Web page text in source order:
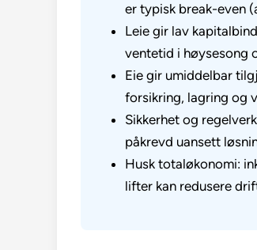
er typisk break-even
Leie gir lav
ventetid i høysesong
Eie gir umiddelbar
forsikring, lagring og
Sikkerhet og
påkrevd uansett
Husk totaløkonomi:
lifter kan redusere